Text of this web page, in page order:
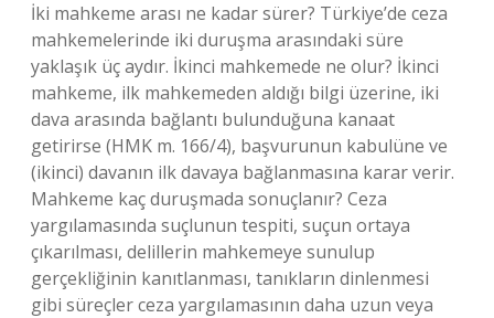
İki mahkeme arası ne kadar sürer? Türkiye’de ceza
mahkemelerinde iki duruşma arasındaki süre
yaklaşık üç aydır. İkinci mahkemede ne olur? İkinci
mahkeme, ilk mahkemeden aldığı bilgi üzerine, iki
dava arasında bağlantı bulunduğuna kanaat
getirirse (HMK m. 166/4), başvurunun kabulüne ve
(ikinci) davanın ilk davaya bağlanmasına karar verir.
Mahkeme kaç duruşmada sonuçlanır? Ceza
yargılamasında suçlunun tespiti, suçun ortaya
çıkarılması, delillerin mahkemeye sunulup
gerçekliğinin kanıtlanması, tanıkların dinlenmesi
gibi süreçler ceza yargılamasının daha uzun veya